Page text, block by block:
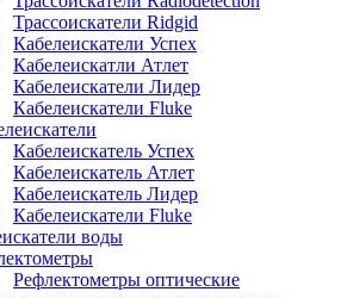
Трассоискатели Ridgid
Кабелеискатели Успех
Кабелеискатли Атлет
Кабелеискатели Лидер
Кабелеискатели Fluke
Кабелеискатель Успех
Кабелеискатель Атлет
Кабелеискатель Лидер
Кабелеискатели Fluke
воды
Рефлектометры оптические